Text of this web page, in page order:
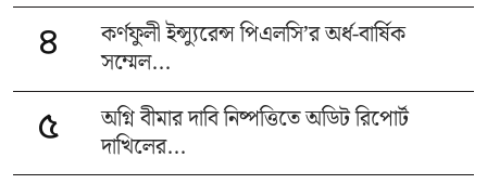
৪
কর্ণফুলী ইন্স্যুরেন্স পিএলসি’র অর্ধ-বার্ষিক
সম্মেল...
৫
অগ্নি বীমার দাবি নিষ্পত্তিতে অডিট রিপোর্ট
দাখিলের...